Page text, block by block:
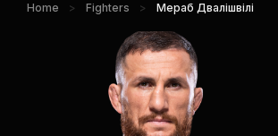
Home > Fighters > Мераб Двалішвілі